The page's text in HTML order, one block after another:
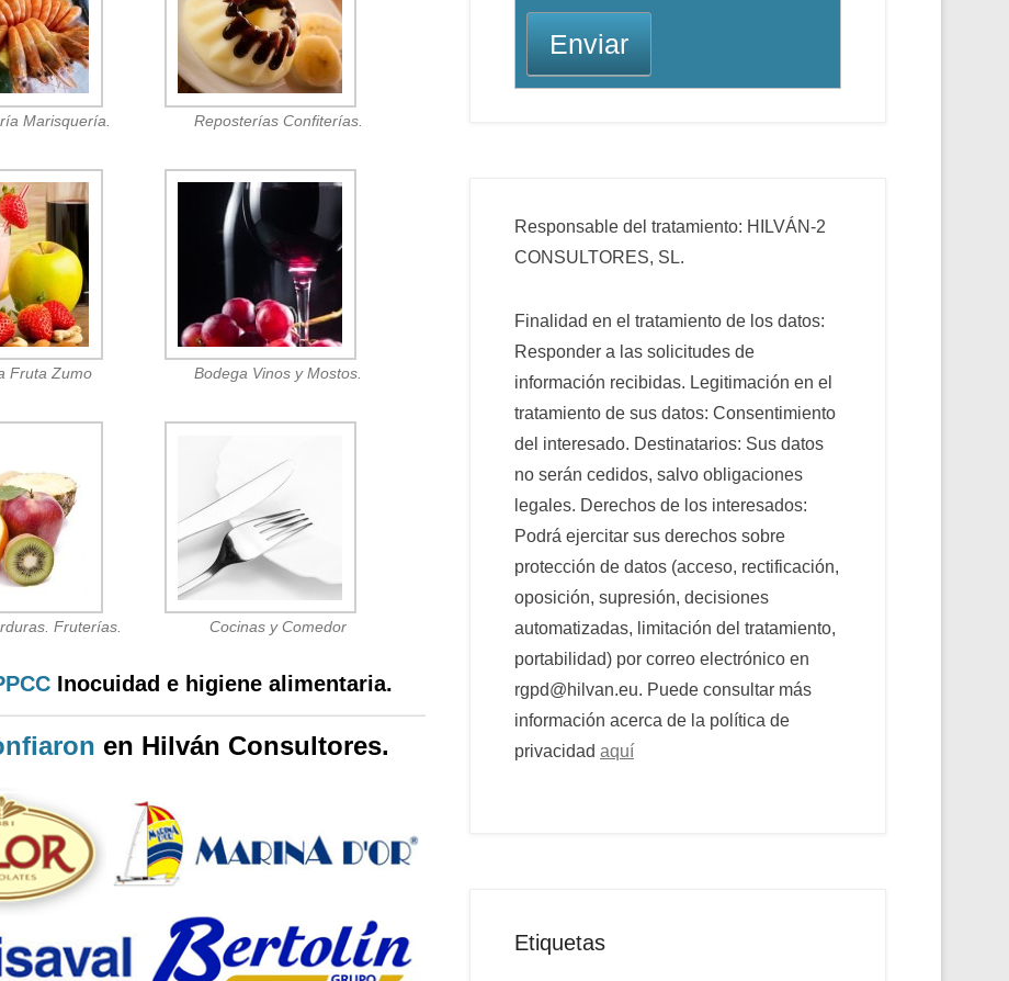
Marisquería. Reposterías Confiterías.
Fruta Zumo Bodega Vinos y Mostos.
Fruterías. Cocinas y Comedor
Inocuidad e higiene alimentaria.
en Hilván Consultores.
Enviar
Responsable del tratamiento: HILVÁN-2
CONSULTORES, SL.
Finalidad en el tratamiento de los datos:
Responder a las solicitudes de
información recibidas. Legitimación en el
tratamiento de sus datos: Consentimiento
del interesado. Destinatarios: Sus datos
no serán cedidos, salvo obligaciones
legales. Derechos de los interesados:
Podrá ejercitar sus derechos sobre
protección de datos (acceso, rectificación,
oposición, supresión, decisiones
automatizadas, limitación del tratamiento,
portabilidad) por correo electrónico en
rgpd@hilvan.eu. Puede consultar más
información acerca de la política de
privacidad aquí
Etiquetas